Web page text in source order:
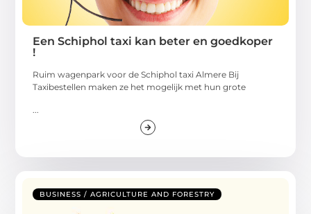
Een Schiphol taxi kan beter en goedkoper
!
Ruim wagenpark voor de Schiphol taxi Almere Bij
Taxibestellen maken ze het mogelijk met hun grote
BUSINESS / AGRICULTURE AND FORESTRY